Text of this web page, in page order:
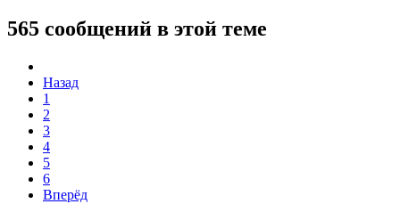
565 сообщений в этой теме
Назад
1
2
3
4
5
6
Вперёд